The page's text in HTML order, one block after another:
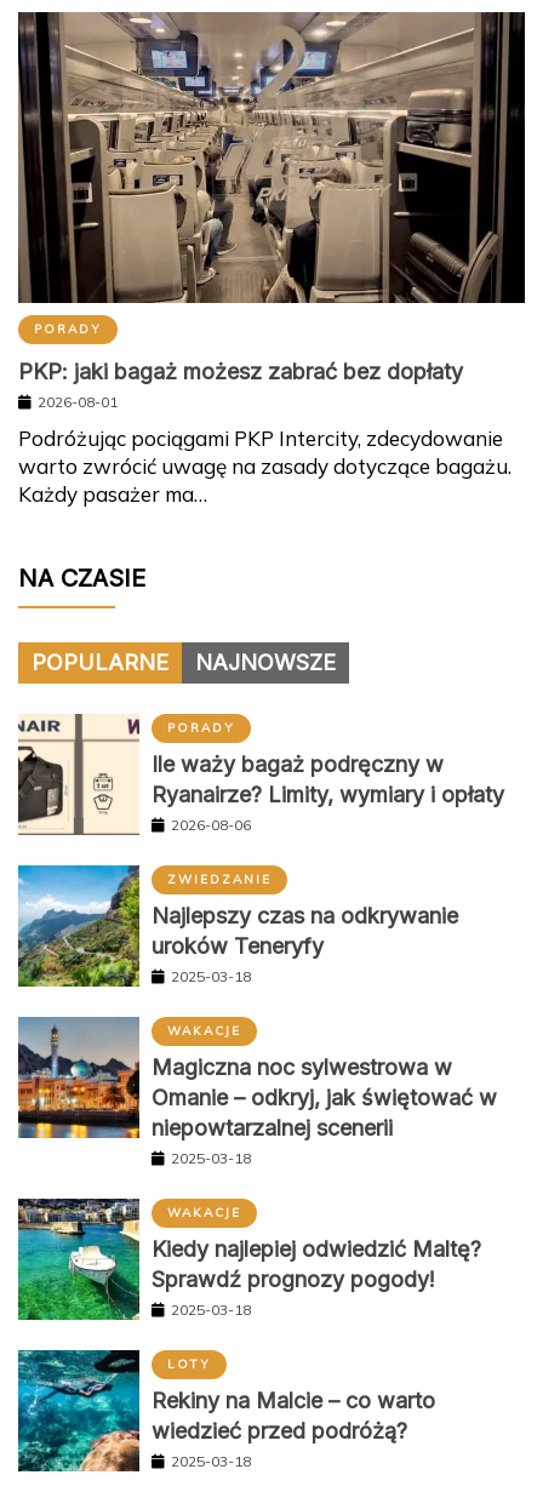
PORADY
PKP: jaki bagaż możesz zabrać bez dopłaty
2026-08-01
Podróżując pociągami PKP Intercity, zdecydowanie
warto zwrócić uwagę na zasady dotyczące bagażu.
Każdy pasażer ma…
NA CZASIE
POPULARNE NAJNOWSZE
PORADY
Ile waży bagaż podręczny w
Ryanairze? Limity, wymiary i opłaty
2026-08-06
ZWIEDZANIE
Najlepszy czas na odkrywanie
uroków Teneryfy
2025-03-18
WAKACJE
Magiczna noc sylwestrowa w
Omanie – odkryj, jak świętować w
niepowtarzalnej scenerii
2025-03-18
WAKACJE
Kiedy najlepiej odwiedzić Maltę?
Sprawdź prognozy pogody!
2025-03-18
LOTY
Rekiny na Malcie – co warto
wiedzieć przed podróżą?
2025-03-18